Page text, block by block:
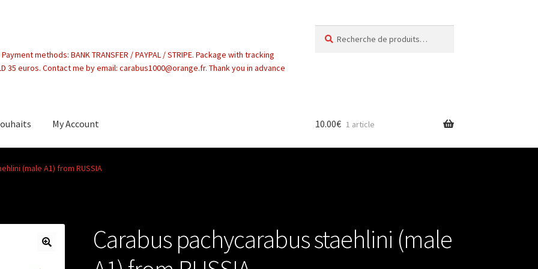
methods: BANK TRANSFER / PAYPAL / STRIPE. Package with tracking
35 euros. Contact me by email: carabus1000@orange.fr. Thank you in advance
pour :
My Account 10.00€ 1 article
(male A1) from RUSSIA
Carabus pachycarabus staehlini (male